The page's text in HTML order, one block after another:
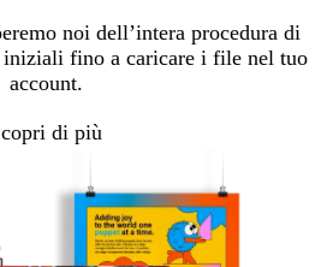
noi dell’intera procedura di
iniziali fino a caricare i file nel tuo
account.
di più